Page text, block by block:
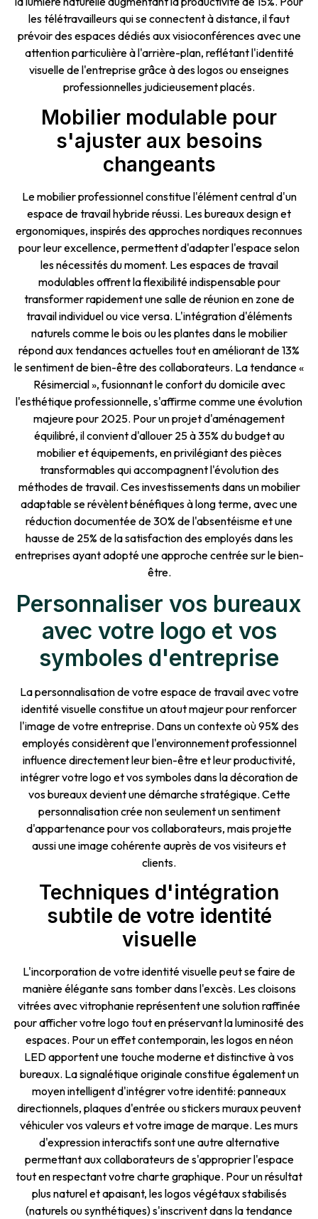
les télétravailleurs qui se connectent à distance, il faut
prévoir des espaces dédiés aux visioconférences avec une
attention particulière à l'arrière-plan, reflétant l'identité
visuelle de l'entreprise grâce à des logos ou enseignes
professionnelles judicieusement placés.
Mobilier modulable pour
s'ajuster aux besoins
changeants
Le mobilier professionnel constitue l'élément central d'un
espace de travail hybride réussi. Les bureaux design et
ergonomiques, inspirés des approches nordiques reconnues
pour leur excellence, permettent d'adapter l'espace selon
les nécessités du moment. Les espaces de travail
modulables offrent la flexibilité indispensable pour
transformer rapidement une salle de réunion en zone de
travail individuel ou vice versa. L'intégration d'éléments
naturels comme le bois ou les plantes dans le mobilier
répond aux tendances actuelles tout en améliorant de 13%
le sentiment de bien-être des collaborateurs. La tendance «
Résimercial », fusionnant le confort du domicile avec
l'esthétique professionnelle, s'affirme comme une évolution
majeure pour 2025. Pour un projet d'aménagement
équilibré, il convient d'allouer 25 à 35% du budget au
mobilier et équipements, en privilégiant des pièces
transformables qui accompagnent l'évolution des
méthodes de travail. Ces investissements dans un mobilier
adaptable se révèlent bénéfiques à long terme, avec une
réduction documentée de 30% de l'absentéisme et une
hausse de 25% de la satisfaction des employés dans les
entreprises ayant adopté une approche centrée sur le bien-
être.
Personnaliser vos bureaux
avec votre logo et vos
symboles d'entreprise
La personnalisation de votre espace de travail avec votre
identité visuelle constitue un atout majeur pour renforcer
l'image de votre entreprise. Dans un contexte où 95% des
employés considèrent que l'environnement professionnel
influence directement leur bien-être et leur productivité,
intégrer votre logo et vos symboles dans la décoration de
vos bureaux devient une démarche stratégique. Cette
personnalisation crée non seulement un sentiment
d'appartenance pour vos collaborateurs, mais projette
aussi une image cohérente auprès de vos visiteurs et
clients.
Techniques d'intégration
subtile de votre identité
visuelle
L'incorporation de votre identité visuelle peut se faire de
manière élégante sans tomber dans l'excès. Les cloisons
vitrées avec vitrophanie représentent une solution raffinée
pour afficher votre logo tout en préservant la luminosité des
espaces. Pour un effet contemporain, les logos en néon
LED apportent une touche moderne et distinctive à vos
bureaux. La signalétique originale constitue également un
moyen intelligent d'intégrer votre identité: panneaux
directionnels, plaques d'entrée ou stickers muraux peuvent
véhiculer vos valeurs et votre image de marque. Les murs
d'expression interactifs sont une autre alternative
permettant aux collaborateurs de s'approprier l'espace
tout en respectant votre charte graphique. Pour un résultat
plus naturel et apaisant, les logos végétaux stabilisés
(naturels ou synthétiques) s'inscrivent dans la tendance